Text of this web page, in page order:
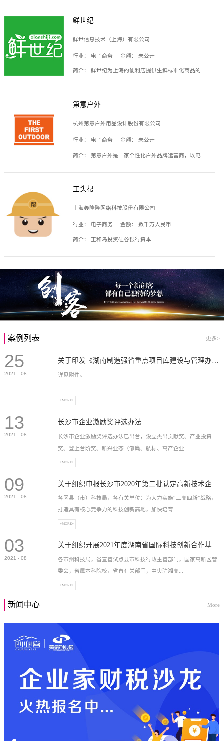
鲜世纪
鲜世信息技术（上海）有限公司
行业： 电子商务 金额： 未公开
简介： 鲜世纪为上海的便利店提供生鲜标准化商品的供应链服务，帮商家解决生鲜采购、运营问题，帮助商家销售。平台提供的商品覆盖果蔬肉类、常温与低温奶制品、冷冻食品、零食饮料、粮油副食、居家洗护等多个品类，上架SKU3000余个。公司建立了近万平方米的仓储场地和物流配送体系，为合作商家提供快速配送服务。
第意户外
杭州第意户外用品设计股份有限公司
行业： 电子商务 金额： 未公开
简介： 第意户外是一家个性化户外品牌运营商，以电子商务为主要载体，主要从事户外产品的设计、生产、销售业务，产品包含冲锋衣、户外鞋、户外背包等。
工头帮
上海轰隆隆网络科技股份有限公司
行业： 电子商务 金额： 数千万人民币
简介： 正和岛投资硅谷银行资本
案例列表 更多>
25
2021 - 08 详见附件。
+MORE+
13
2021 - 08
长沙市企业激励奖评选办法
长沙市企业激励奖评选办法已出台，设立杰出贡献奖、产业投资
奖、登上台阶奖、新兴业态（雏鹰、航标、高产企业...
）奖等，最高奖励2...
+MORE+
09
2021 - 08
各区县（市）科技局，各有关单位：为大力实施“三高四新”战略，
打造具有核心竞争力的科技创新高地，加快培育...
高新技术企业，充分...
+MORE+
03
2021 - 08
关于组织开展2021年度湖南省国际科技创新合作基地申报工作的通知
各市州科技局，省直管试点县市科技行政主管部门，国家高新区管
委会，省属本科院校，省直有关部门，中央驻湘高...
+MORE+
新闻中心 More